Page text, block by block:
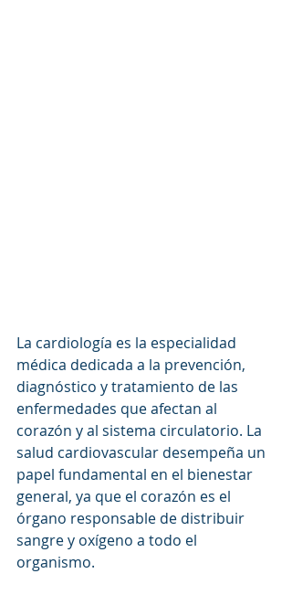
La cardiología es la especialidad
médica dedicada a la prevención,
diagnóstico y tratamiento de las
enfermedades que afectan al
corazón y al sistema circulatorio. La
salud cardiovascular desempeña un
papel fundamental en el bienestar
general, ya que el corazón es el
órgano responsable de distribuir
sangre y oxígeno a todo el
organismo.